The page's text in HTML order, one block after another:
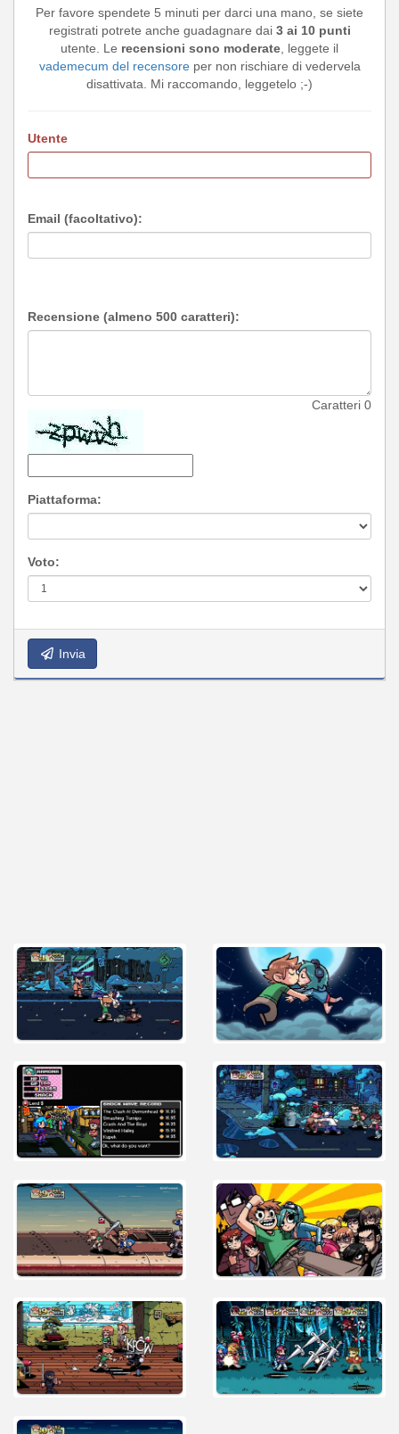
Per favore spendete 5 minuti per darci una mano, se siete
registrati potrete anche guadagnare dai 3 ai 10 punti
utente. Le recensioni sono moderate , leggete il
vademecum del recensoreper non rischiare di vedervela
disattivata. Mi raccomando, leggetelo ;-)
Utente
Email (facoltativo):
Recensione (almeno 500 caratteri):
Caratteri 0
Piattaforma:
Voto:
Invia